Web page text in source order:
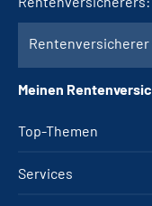
Top-Themen
Services
Rentenversicherer
Meinen